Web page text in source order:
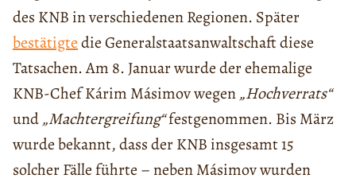
des KNB in ​​verschiedenen Regionen. Später
bestätigtedie Generalstaatsanwaltschaft diese
Tatsachen. Am 8. Januar wurde der ehemalige
KNB-Chef Kárim Másimov wegen„Hochverrats“
und„Machtergreifung“festgenommen. Bis März
wurde bekannt, dass der KNB insgesamt 15
solcher Fälle führte – neben Másimov wurden